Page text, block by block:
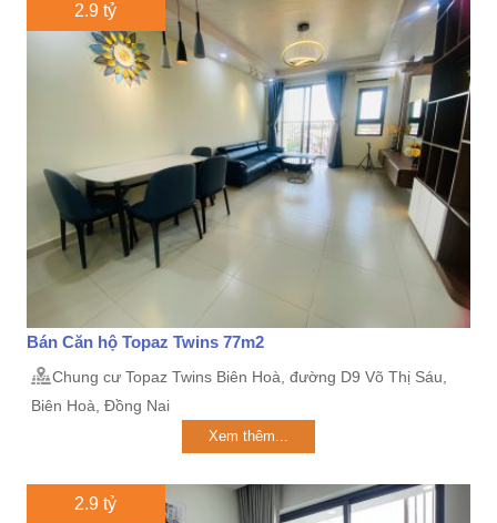
2.9 tỷ
Bán Căn hộ Topaz Twins 77m2
Chung cư Topaz Twins Biên Hoà, đường D9 Võ Thị Sáu,
Biên Hoà, Đồng Nai
Xem thêm...
2.9 tỷ